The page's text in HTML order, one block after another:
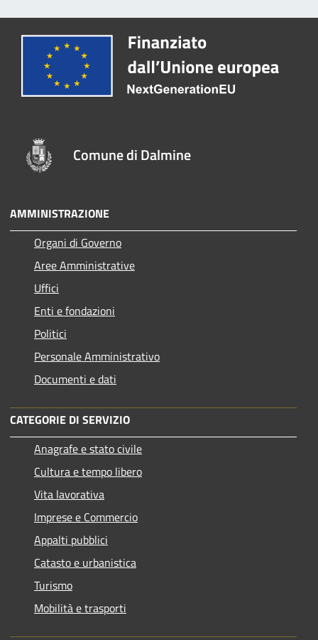
Comune di Dalmine
AMMINISTRAZIONE
Organi di Governo
Aree Amministrative
Uffici
Enti e fondazioni
Politici
Personale Amministrativo
Documenti e dati
CATEGORIE DI SERVIZIO
Anagrafe e stato civile
Cultura e tempo libero
Vita lavorativa
Imprese e Commercio
Appalti pubblici
Catasto e urbanistica
Turismo
Mobilità e trasporti